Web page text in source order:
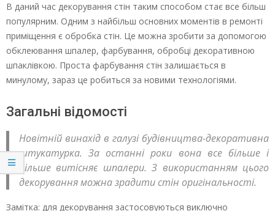
В даний час декорування стін таким способом стає все більш
популярним. Одним з найбільш основних моментів в ремонті
приміщення є обробка стін. Це можна зробити за допомогою
обклеювання шпалер, фарбування, обробці декоративною
шпаклівкою. Проста фарбування стін залишається в
минулому, зараз це робиться за новими технологіями.
Загальні відомості
Новітній винахід в галузі будівництва-декоративна
штукатурка. За останні роки вона все більше і
більше витісняє шпалери. З використанням цього
декорування можна зрадити стін оригінальності.
Замітка: для декорування застосовуються виключно